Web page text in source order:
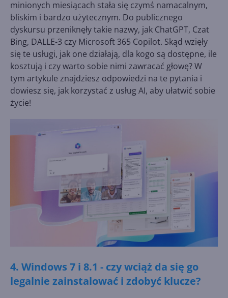
minionych miesiącach stała się czymś namacalnym,
bliskim i bardzo użytecznym. Do publicznego
dyskursu przeniknęły takie nazwy, jak ChatGPT, Czat
Bing, DALLE-3 czy Microsoft 365 Copilot. Skąd wzięły
się te usługi, jak one działają, dla kogo są dostępne, ile
kosztują i czy warto sobie nimi zawracać głowę? W
tym artykule znajdziesz odpowiedzi na te pytania i
dowiesz się, jak korzystać z usług AI, aby ułatwić sobie
życie!
4. Windows 7 i 8.1 - czy wciąż da się go
legalnie zainstalować i zdobyć klucze?